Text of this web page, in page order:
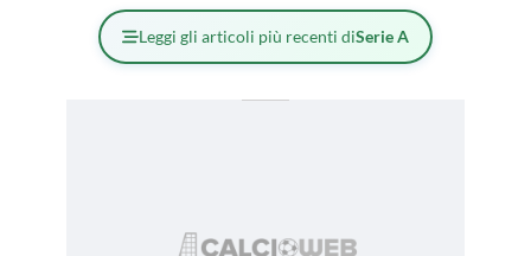
Leggi gli articoli più recenti diSerie A